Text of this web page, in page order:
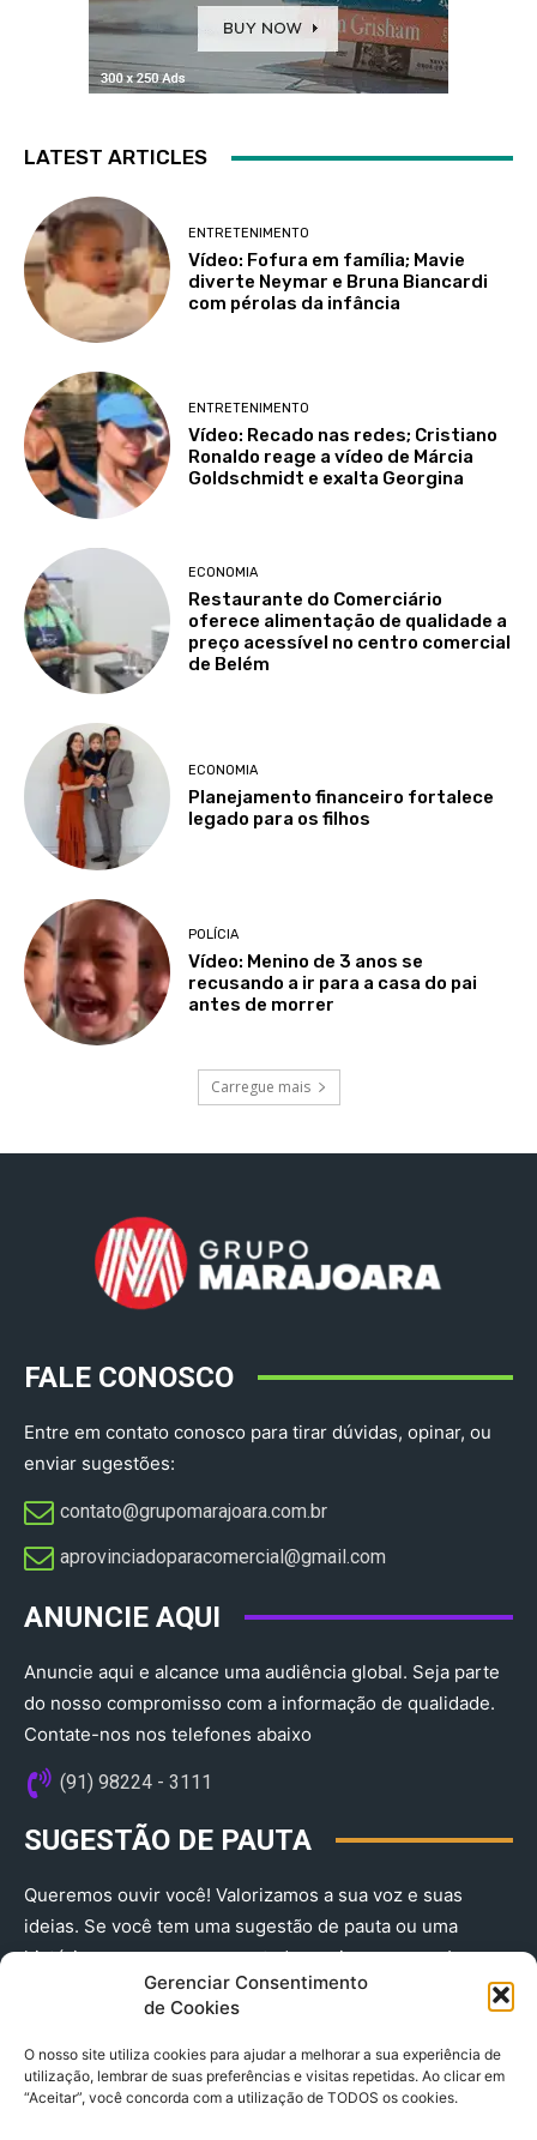
Gerenciar Consentimento
de Cookies
O nosso site utiliza cookies para ajudar a melhorar a sua experiência de
utilização, lembrar de suas preferências e visitas repetidas. Ao clicar em
“Aceitar”, você concorda com a utilização de TODOS os cookies.
LATEST ARTICLES
ENTRETENIMENTO
Vídeo: Fofura em família; Mavie
diverte Neymar e Bruna Biancardi
com pérolas da infância
ENTRETENIMENTO
Vídeo: Recado nas redes; Cristiano
Ronaldo reage a vídeo de Márcia
Goldschmidt e exalta Georgina
ECONOMIA
Restaurante do Comerciário
oferece alimentação de qualidade a
preço acessível no centro comercial
de Belém
ECONOMIA
Planejamento financeiro fortalece
legado para os filhos
POLÍCIA
Vídeo: Menino de 3 anos se
recusando a ir para a casa do pai
antes de morrer
Carregue mais
FALE CONOSCO
Entre em contato conosco para tirar dúvidas, opinar, ou
enviar sugestões:
contato@grupomarajoara.com.br
aprovinciadoparacomercial@gmail.com​
ANUNCIE AQUI
Anuncie aqui e alcance uma audiência global. Seja parte
do nosso compromisso com a informação de qualidade.
Contate-nos nos telefones abaixo
(91) 98224 - 3111
SUGESTÃO DE PAUTA
Queremos ouvir você! Valorizamos a sua voz e suas
ideias. Se você tem uma sugestão de pauta ou uma
história que merece ser contada, envie-nos agora!
(91) 98224 - 3111